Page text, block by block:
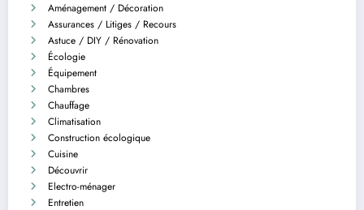
Aménagement / Décoration
Assurances / Litiges / Recours
Astuce / DIY / Rénovation
Écologie
Équipement
Chambres
Chauffage
Climatisation
Construction écologique
Cuisine
Découvrir
Electro-ménager
Entretien